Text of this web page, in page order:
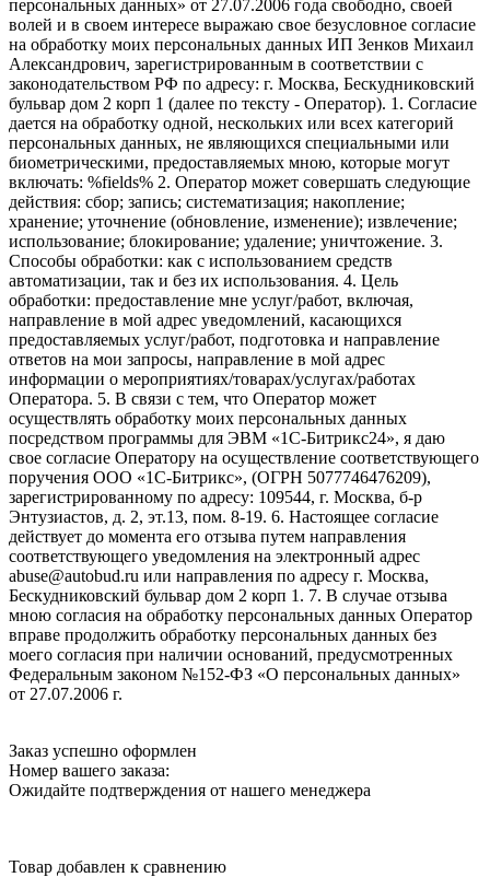
персональных данных» от 27.07.2006 года свободно, своей
волей и в своем интересе выражаю свое безусловное согласие
на обработку моих персональных данных ИП Зенков Михаил
Александрович, зарегистрированным в соответствии с
законодательством РФ по адресу: г. Москва, Бескудниковский
бульвар дом 2 корп 1 (далее по тексту - Оператор). 1. Согласие
дается на обработку одной, нескольких или всех категорий
персональных данных, не являющихся специальными или
биометрическими, предоставляемых мною, которые могут
включать: %fields% 2. Оператор может совершать следующие
действия: сбор; запись; систематизация; накопление;
хранение; уточнение (обновление, изменение); извлечение;
использование; блокирование; удаление; уничтожение. 3.
Способы обработки: как с использованием средств
автоматизации, так и без их использования. 4. Цель
обработки: предоставление мне услуг/работ, включая,
направление в мой адрес уведомлений, касающихся
предоставляемых услуг/работ, подготовка и направление
ответов на мои запросы, направление в мой адрес
информации о мероприятиях/товарах/услугах/работах
Оператора. 5. В связи с тем, что Оператор может
осуществлять обработку моих персональных данных
посредством программы для ЭВМ «1С-Битрикс24», я даю
свое согласие Оператору на осуществление соответствующего
поручения ООО «1С-Битрикс», (ОГРН 5077746476209),
зарегистрированному по адресу: 109544, г. Москва, б-р
Энтузиастов, д. 2, эт.13, пом. 8-19. 6. Настоящее согласие
действует до момента его отзыва путем направления
соответствующего уведомления на электронный адрес
abuse@autobud.ru или направления по адресу г. Москва,
Бескудниковский бульвар дом 2 корп 1. 7. В случае отзыва
мною согласия на обработку персональных данных Оператор
вправе продолжить обработку персональных данных без
моего согласия при наличии оснований, предусмотренных
Федеральным законом №152-ФЗ «О персональных данных»
от 27.07.2006 г.
Заказ успешно оформлен
Номер вашего заказа:
Ожидайте подтверждения от нашего менеджера
Товар добавлен к сравнению